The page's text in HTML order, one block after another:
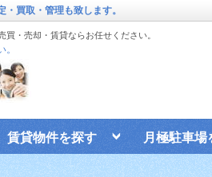
買取・管理も致します。
・売却・賃貸ならお任せください。
賃貸物件を探す 月極駐車